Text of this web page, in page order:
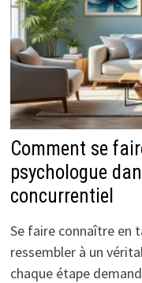
Comment se
psychologue
concurrentiel
Se faire connaître en
ressembler à un
chaque étape